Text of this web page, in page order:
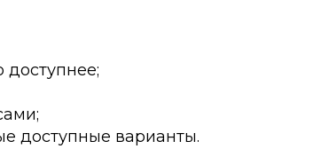
доступные варианты.